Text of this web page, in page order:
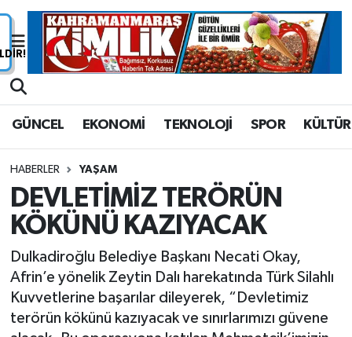
GÜNCEL EKONOMİ TEKNOLOJİ SPOR KÜLTÜR
HABERLER YAŞAM
DEVLETİMİZ TERÖRÜN
KÖKÜNÜ KAZIYACAK
Dulkadiroğlu Belediye Başkanı Necati Okay,
Afrin’e yönelik Zeytin Dalı harekatında Türk Silahlı
Kuvvetlerine başarılar dileyerek, “Devletimiz
terörün kökünü kazıyacak ve sınırlarımızı güvene
Nöbetçi Eczaneler
Trafik Durumu
Süper Lig Puan Durumu ve Fikstür
Tüm Manşetler
Son Dakika Haberleri